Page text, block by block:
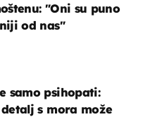
"Oni su puno
od nas"
samo psihopati:
s mora može